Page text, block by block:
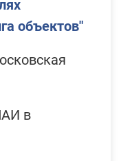
объектов"
в